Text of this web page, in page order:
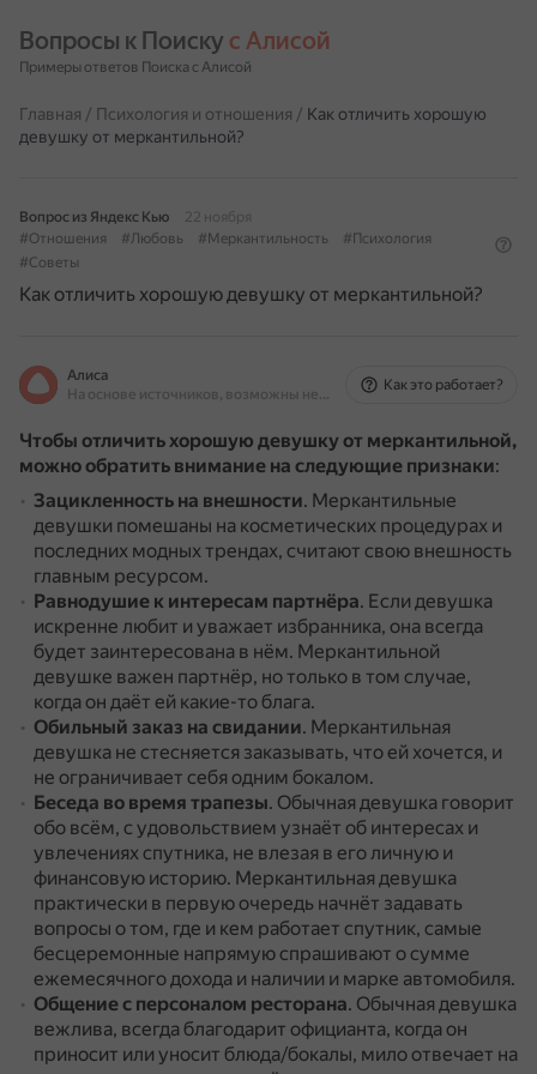
Вопросы к Поиску с Алисой
Примеры ответов Поиска с Алисой
Главная / Психология и отношения / Как отличить хорошую
девушку от меркантильной?
Вопрос из Яндекс Кью
22 ноября
#Отношения
#Любовь #Меркантильность
#Психология
#Советы
Как отличить хорошую девушку от меркантильной?
Алиса
На основе источников, возможны неточности
Как это работает?
Чтобы отличить хорошую девушку от меркантильной,
можно обратить внимание на следующие признаки:
Зацикленность на внешности. Меркантильные
девушки помешаны на косметических процедурах и
последних модных трендах, считают свою внешность
главным ресурсом.
Равнодушие к интересам партнёра. Если девушка
искренне любит и уважает избранника, она всегда
будет заинтересована в нём. Меркантильной
девушке важен партнёр, но только в том случае,
когда он даёт ей какие-то блага.
Обильный заказ на свидании. Меркантильная
девушка не стесняется заказывать, что ей хочется, и
не ограничивает себя одним бокалом.
Беседа во время трапезы. Обычная девушка говорит
обо всём, с удовольствием узнаёт об интересах и
увлечениях спутника, не влезая в его личную и
финансовую историю. Меркантильная девушка
практически в первую очередь начнёт задавать
вопросы о том, где и кем работает спутник, самые
бесцеремонные напрямую спрашивают о сумме
ежемесячного дохода и наличии и марке автомобиля.
Общение с персоналом ресторана. Обычная девушка
вежлива, всегда благодарит официанта, когда он
приносит или уносит блюда/бокалы, мило отвечает на